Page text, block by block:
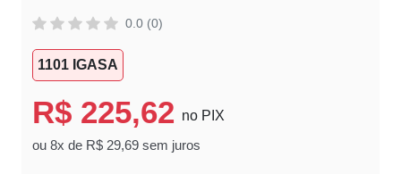
0.0 (0)
1101 IGASA
R$ 225,62 no PIX
ou 8x de R$ 29,69 sem juros